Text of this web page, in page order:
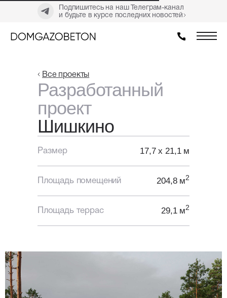
Подпишитесь на наш Телеграм-канал
и будьте в курсе последних новостей
Все проекты
Разработанный
проект
Шишкино
Размер 17,7 х 21,1 м
Площадь помещений 204,8 м2
Площадь террас 29,1 м2